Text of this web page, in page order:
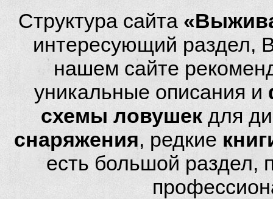
Структура сайта
интересующий раздел,
нашем сайте
уникальные описания и
схемы ловушек для
снаряжения, редкие
есть большой